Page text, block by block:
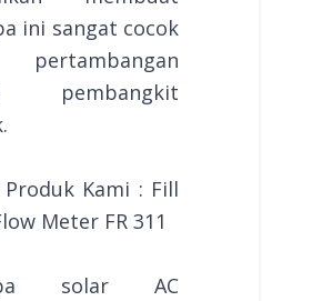
ini sangat cocok
pertambangan
pembangkit
Kami : Fill
Meter FR 311
solar AC